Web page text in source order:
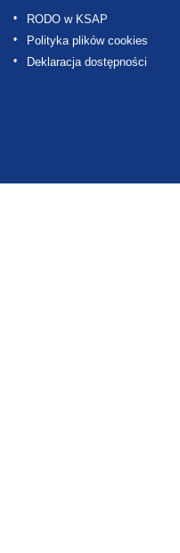
RODO w KSAP
Polityka plików cookies
Deklaracja dostępności